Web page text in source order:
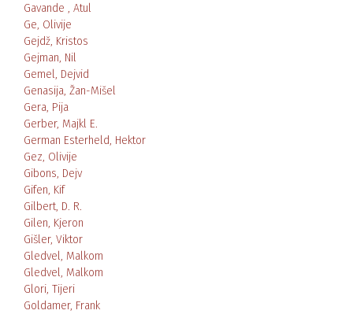
Gavande , Atul
Ge, Olivije
Gejdž, Kristos
Gejman, Nil
Gemel, Dejvid
Genasija, Žan-Mišel
Gera, Pija
Gerber, Majkl E.
German Esterheld, Hektor
Gez, Olivije
Gibons, Dejv
Gifen, Kif
Gilbert, D. R.
Gilen, Kjeron
Gišler, Viktor
Gledvel, Malkom
Gledvel, Malkom
Glori, Tijeri
Goldamer, Frank